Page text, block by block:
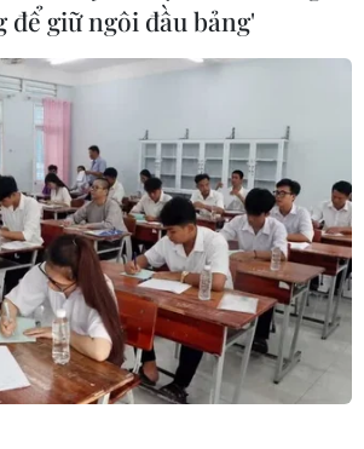
lên kế hoạch đàm phán
đầu năm 2019
tế lớn nhất thế giới Mỹ và Trung
các cuộc thương lượng để từng
những căng thẳng trong vấn đề
giữ ngôi đầu bảng'